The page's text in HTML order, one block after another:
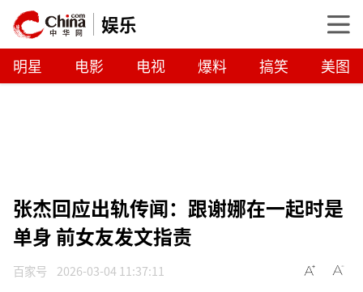
娱乐
明星 电影 电视 爆料 搞笑 美图
张杰回应出轨传闻：跟谢娜在一起时是
单身 前女友发文指责
百家号 2026-03-04 11:37:11